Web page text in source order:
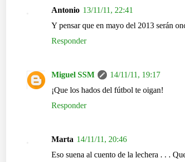
Antonio 13/11/11, 22:41
Y pensar que en mayo del 2013 serán
Responder
Miguel SSM
14/11/11, 19:17
¡Que los hados del fútbol te oigan!
Responder
Marta 14/11/11, 20:46
Eso suena al cuento de la lechera . . .